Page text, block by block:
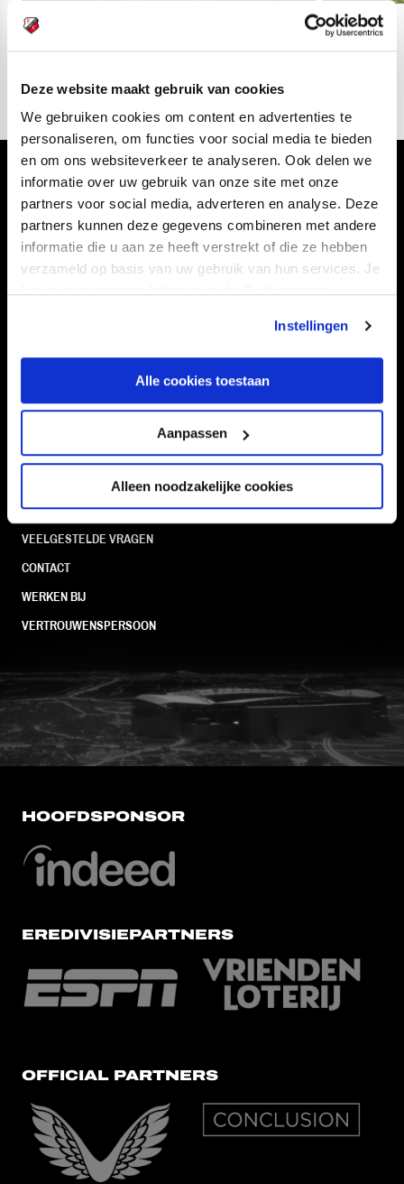
Deze website maakt gebruik van cookies
We gebruiken cookies om content en advertenties te
personaliseren, om functies voor social media te bieden
en om ons websiteverkeer te analyseren. Ook delen we
informatie over uw gebruik van onze site met onze
partners voor social media, adverteren en analyse. Deze
partners kunnen deze gegevens combineren met andere
informatie die u aan ze heeft verstrekt of die ze hebben
verzameld op basis van uw gebruik van hun services. Je
Instellingen
Alle cookies toestaan
Aanpassen
Alleen noodzakelijke cookies
03
Volg ons ook via
Navigeer naar
TEAMS
SUPPORTERS
KAARTVERKOOP
BUSINESS
Informatie
VEELGESTELDE VRAGEN
CONTACT
WERKEN BIJ
VERTROUWENSPERSOON
FC Utrecht<br>vanuit<br>het
HOOFDSPONSOR
EREDIVISIEPARTNERS
OFFICIAL PARTNERS